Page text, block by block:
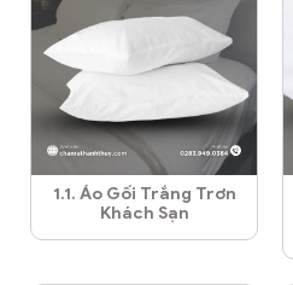
1.1. Áo Gối Trắng Trơn
Khách Sạn